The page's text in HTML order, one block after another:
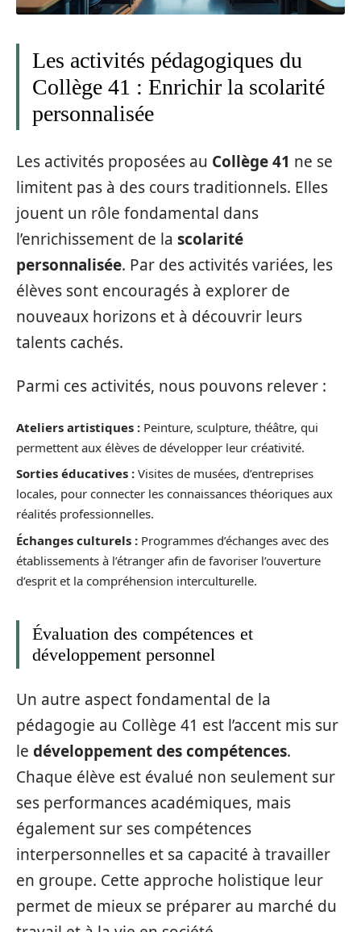
Les activités pédagogiques du
Collège 41 : Enrichir la scolarité
personnalisée
Les activités proposées au Collège 41 ne se
limitent pas à des cours traditionnels. Elles
jouent un rôle fondamental dans
l’enrichissement de la scolarité
personnalisée. Par des activités variées, les
élèves sont encouragés à explorer de
nouveaux horizons et à découvrir leurs
talents cachés.
Parmi ces activités, nous pouvons relever :
Ateliers artistiques : Peinture, sculpture, théâtre, qui
permettent aux élèves de développer leur créativité.
Sorties éducatives : Visites de musées, d’entreprises
locales, pour connecter les connaissances théoriques aux
réalités professionnelles.
Échanges culturels : Programmes d’échanges avec des
établissements à l’étranger afin de favoriser l’ouverture
d’esprit et la compréhension interculturelle.
Évaluation des compétences et
développement personnel
Un autre aspect fondamental de la
pédagogie au Collège 41 est l’accent mis sur
le développement des compétences.
Chaque élève est évalué non seulement sur
ses performances académiques, mais
également sur ses compétences
interpersonnelles et sa capacité à travailler
en groupe. Cette approche holistique leur
permet de mieux se préparer au marché du